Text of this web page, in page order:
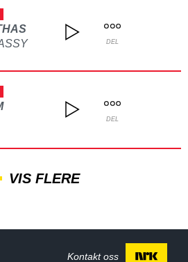
DEL
DEL
VIS FLERE
Kontakt oss